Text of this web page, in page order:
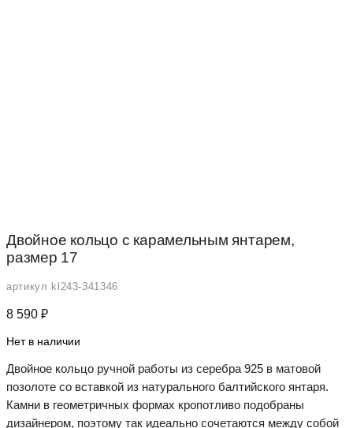
Двойное кольцо с карамельным янтарем,
размер 17
артикул kl243-341346
8 590 ₽
Нет в наличии
Двойное кольцо ручной работы из серебра 925 в матовой
позолоте со вставкой из натурального балтийского янтаря.
Камни в геометричных формах кропотливо подобраны
дизайнером, поэтому так идеально сочетаются между собой